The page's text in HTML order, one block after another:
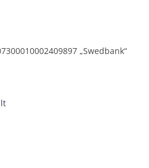
„Swedbank“